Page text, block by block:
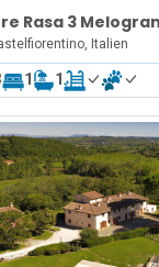
Rasa 3
Pool
Italien
1 1